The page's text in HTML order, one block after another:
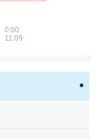
0:00
11:09